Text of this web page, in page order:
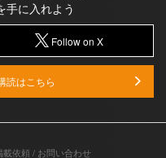
手に入れよう
Follow on X
読はこちら
載依頼 / お問い合わせ